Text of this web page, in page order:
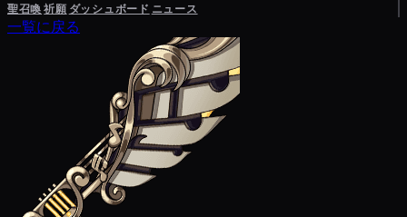
聖召喚祈願 ダッシュボード ニュース
一覧に戻る